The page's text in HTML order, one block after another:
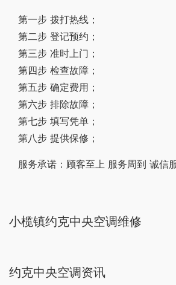
第一步 拨打热线；
第二步 登记预约；
第三步 准时上门；
第四步 检查故障；
第五步 确定费用；
第六步 排除故障；
第七步 填写凭单；
第八步 提供保修；
服务承诺：顾客至上 服务周到 诚信
小榄镇约克中央空调维修
约克中央空调资讯